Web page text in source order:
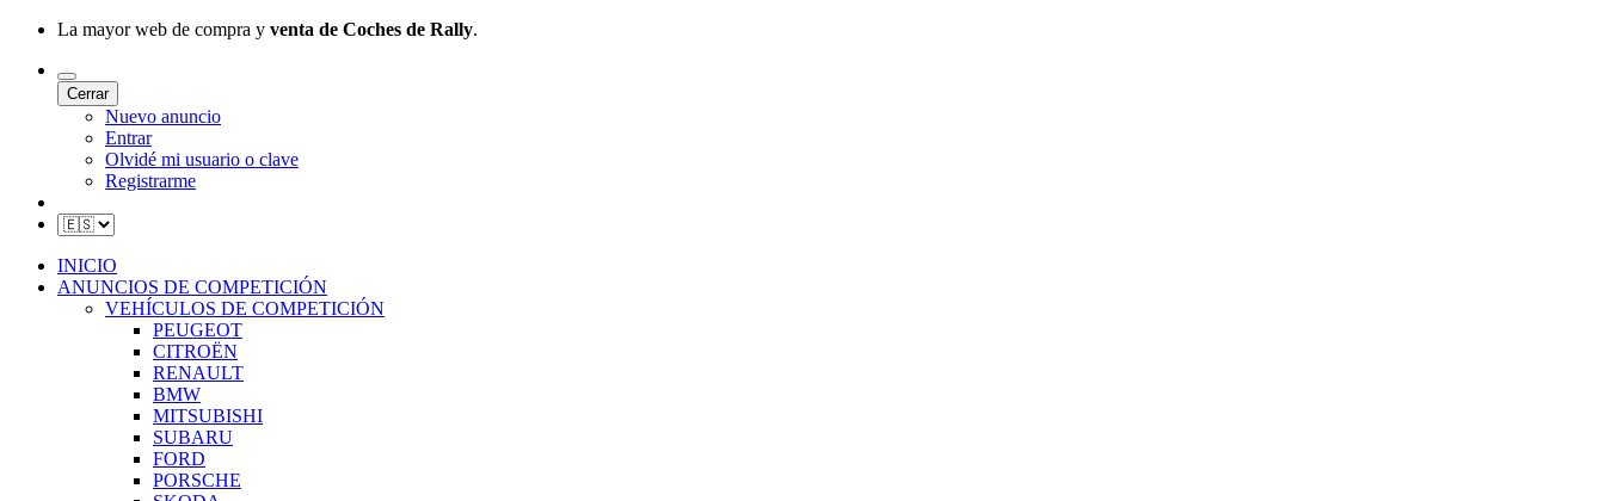
La mayor web de compra y venta de Coches de Rally.
Cerrar
Nuevo anuncio
Entrar
Olvidé mi usuario o clave
Registrarme
INICIO
ANUNCIOS DE COMPETICIÓN
VEHÍCULOS DE COMPETICIÓN
PEUGEOT
CITROËN
RENAULT
BMW
MITSUBISHI
SUBARU
FORD
PORSCHE